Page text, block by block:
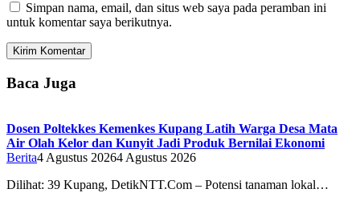
Simpan nama, email, dan situs web saya pada peramban ini
untuk komentar saya berikutnya.
Baca Juga
Dosen Poltekkes Kemenkes Kupang Latih Warga Desa Mata
Air Olah Kelor dan Kunyit Jadi Produk Bernilai Ekonomi
Berita4 Agustus 20264 Agustus 2026
Dilihat: 39 Kupang, DetikNTT.Com – Potensi tanaman lokal…